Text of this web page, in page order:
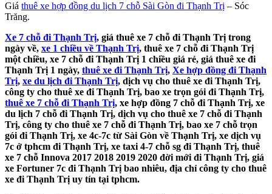
Giá thuê xe hợp đồng du lịch 7 chỗ Sài Gòn đi Thạnh Trị – Sóc
Trăng.
Xe 7 chỗ đi Thạnh Trị, giá thuê xe 7 chỗ đi Thạnh Trị trong
ngày về, xe 1 chiều về Thạnh Trị, thuê xe 7 chỗ đi Thạnh Trị
một chiều, xe 7 chỗ đi Thạnh Trị 1 chiều giá rẻ, giá thuê xe đi
Thạnh Trị 1 ngày, thuê xe đi Thạnh Trị, Xe hợp đồng đi Thạnh
Trị, xe du lịch đi Thạnh Trị, dịch vụ cho thuê xe đi Thạnh Trị,
công ty cho thuê xe đi Thạnh Trị, bao xe trọn gói đi Thạnh Trị,
thuê xe 7 chỗ đi Thạnh Trị, xe hợp đồng 7 chỗ đi Thạnh Trị, xe
du lịch 7 chỗ đi Thạnh Trị, dịch vụ cho thuê xe 7 chỗ đi Thạnh
Trị, công ty cho thuê xe 7 chỗ đi Thạnh Trị, bao xe 7 chỗ trọn
gói đi Thạnh Trị, xe 4c-7c từ Sài Gòn về Thạnh Trị, xe dịch vụ
7c ở tphcm đi Thạnh Trị, xe taxi 4-7 chỗ sg đi Thạnh Trị, thuê
xe 7 chỗ Innova 2017 2018 2019 2020 đời mới đi Thạnh Trị, giá
xe Fortuner 7c đi Thạnh Trị bao nhiêu, địa chỉ công ty cho thuê
xe đi Thạnh Trị uy tín tại tphcm.